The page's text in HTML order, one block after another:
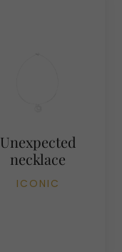
Unexpected
necklace
ICONIC